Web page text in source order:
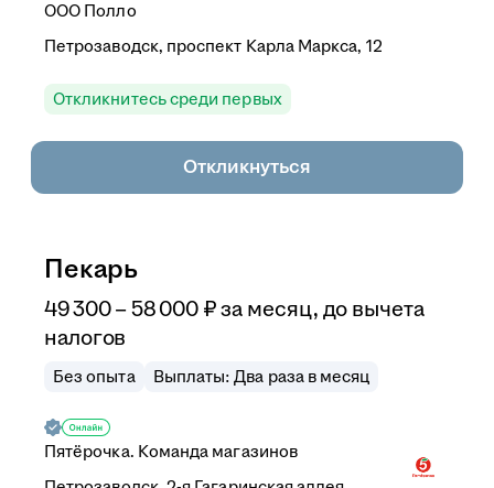
ООО Полло
Петрозаводск, проспект Карла Маркса, 12
Откликнитесь среди первых
Откликнуться
Пекарь
49 300–58 000 ₽ за месяц, до вычета
налогов
Без опыта Выплаты: Два раза в месяц
Пятёрочка. Команда магазинов